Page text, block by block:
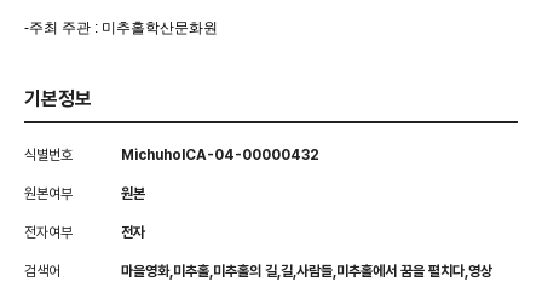
-주최 주관 : 미추홀학산문화원
기본정보
식별번호 MichuholCA-04-00000432
원본여부 원본
전자여부 전자
검색어 마을영화,미추홀,미추홀의 길,길,사람들,미추홀에서 꿈을 펼치다,영상